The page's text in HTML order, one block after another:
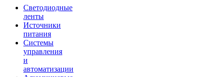
Светодиодные
ленты
Источники
питания
Системы
управления
и
автоматизации